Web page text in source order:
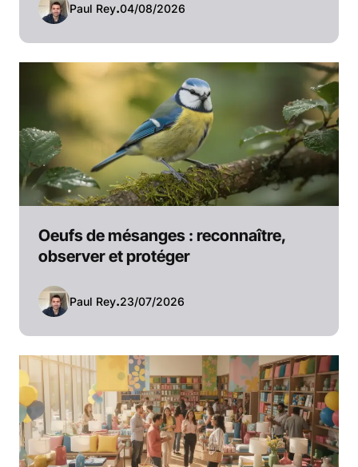
Paul Rey.04/08/2026
Oeufs de mésanges : reconnaître,
observer et protéger
Paul Rey.23/07/2026